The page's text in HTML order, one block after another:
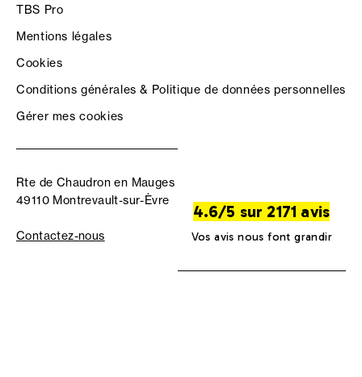
TBS Pro
Mentions légales
Cookies
Conditions générales & Politique de données personnelles
Gérer mes cookies
Rte de Chaudron en Mauges
49110 Montrevault-sur-Èvre
Contactez-nous
4.6/5 sur 2171 avis
Vos avis nous font grandir